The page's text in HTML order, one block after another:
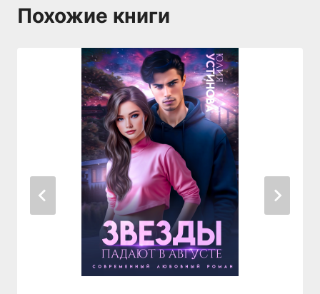
Похожие книги